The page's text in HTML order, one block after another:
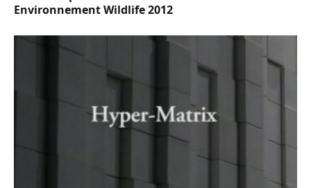
Environnement Wildlife 2012